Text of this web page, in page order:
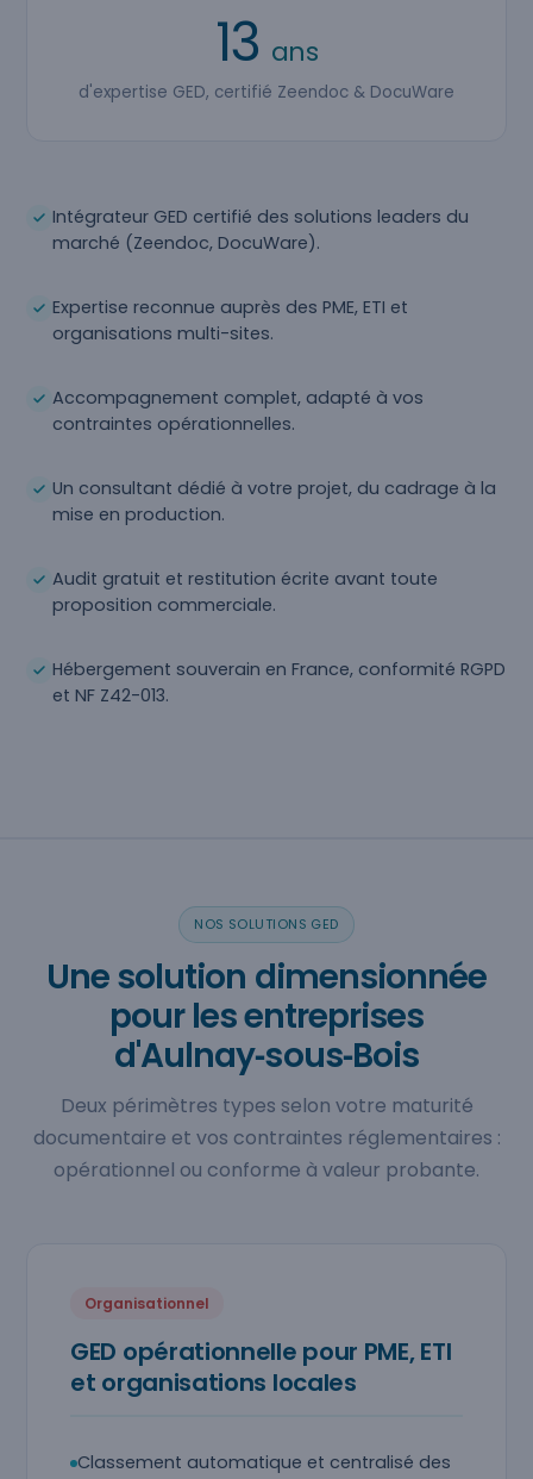
13 ans
d'expertise GED, certifié Zeendoc & DocuWare
Intégrateur GED certifié des solutions leaders du
marché (Zeendoc, DocuWare).
Expertise reconnue auprès des PME, ETI et
organisations multi-sites.
Accompagnement complet, adapté à vos
contraintes opérationnelles.
Un consultant dédié à votre projet, du cadrage à la
mise en production.
Audit gratuit et restitution écrite avant toute
proposition commerciale.
Hébergement souverain en France, conformité RGPD
et NF Z42-013.
NOS SOLUTIONS GED
Une solution dimensionnée
pour les entreprises
d'Aulnay‑sous‑Bois
Deux périmètres types selon votre maturité
documentaire et vos contraintes réglementaires :
opérationnel ou conforme à valeur probante.
Organisationnel
GED opérationnelle pour PME, ETI
et organisations locales
Classement automatique et centralisé des